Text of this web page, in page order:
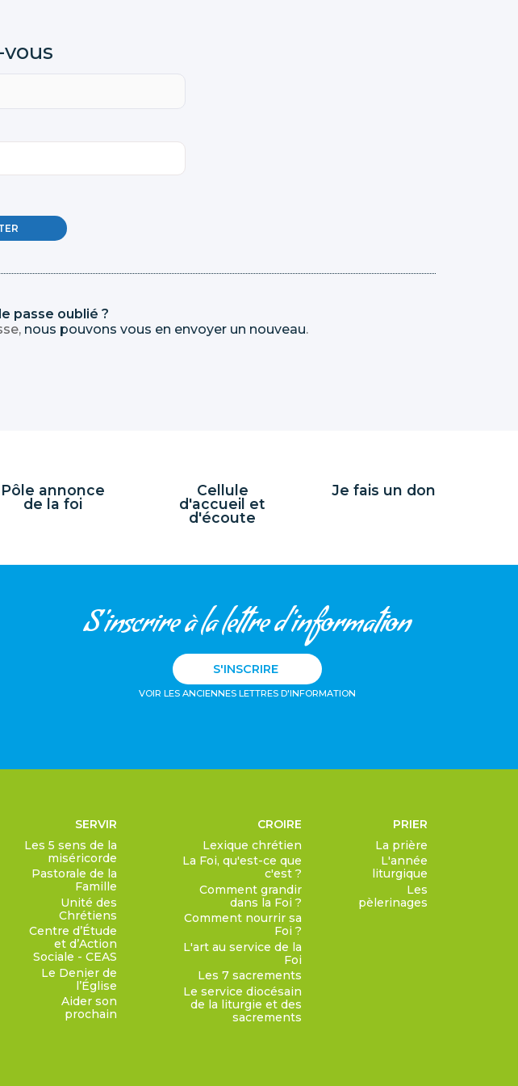
passe oublié ?
nous pouvons vous en envoyer un nouveau.
Pôle annonce
de la foi
Cellule
d'accueil et
d'écoute
Je fais un don
S'inscrire à la lettre d'information
S'INSCRIRE
VOIR LES ANCIENNES LETTRES D'INFORMATION
SERVIR
Les 5 sens de la
miséricorde
Pastorale de la
Famille
Unité des
Chrétiens
Centre d’Étude
et d’Action
Sociale - CEAS
Le Denier de
l’Église
Aider son
prochain
CROIRE
Lexique chrétien
La Foi, qu'est-ce que
c'est ?
Comment grandir
dans la Foi ?
Comment nourrir sa
Foi ?
L'art au service de la
Foi
Les 7 sacrements
Le service diocésain
de la liturgie et des
sacrements
PRIER
La prière
L'année
liturgique
Les
pèlerinages